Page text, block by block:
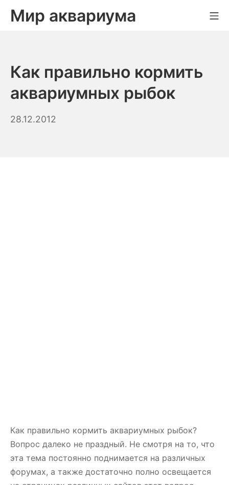
Мир аквариума
Как правильно кормить
аквариумных рыбок
28.12.2012
Как правильно кормить аквариумных рыбок?
Вопрос далеко не праздный. Не смотря на то, что
эта тема постоянно поднимается на различных
форумах, а также достаточно полно освещается